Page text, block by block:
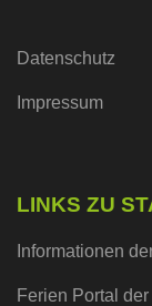
Datenschutz
Impressum
LINKS ZU
Informationen
Ferien Portal